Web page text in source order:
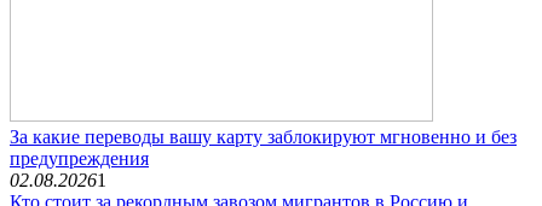
За какие переводы вашу карту заблокируют мгновенно и без
предупреждения
02.08.20261